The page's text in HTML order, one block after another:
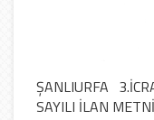
ŞANLIURFA
SAYILI İLAN